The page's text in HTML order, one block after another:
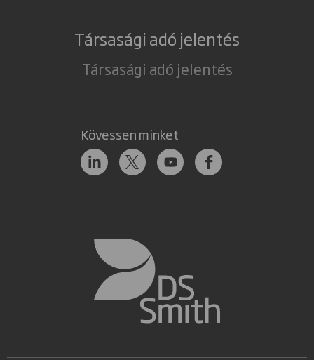
Társasági adó jelentés
Társasági adó jelentés
Kövessen minket